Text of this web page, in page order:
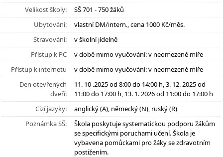
Velikost školy:
SŠ 701 - 750 žáků
Ubytování:
vlastní DM/intern., cena 1000 Kč/měs.
Stravování:
v školní jídelně
Přístup k PC
v době mimo vyučování: v neomezené míře
Přístup k internetu
v době mimo vyučování: v neomezené míře
Den otevřených
dveří:
11. 10 .2025 od 8:00 do 14:00 h, 3. 12. 2025 od
11:00 do 17:00 h, 13. 1. 2026 od 11:00 do 17:00 h
Cizí jazyky:
anglický (A), německý (N), ruský (R)
Poznámka SŠ:
Škola poskytuje systematickou podporu žákům
se specifickými poruchami učení. Škola je
vybavena pomůckami pro žáky se zdravotním
postižením.